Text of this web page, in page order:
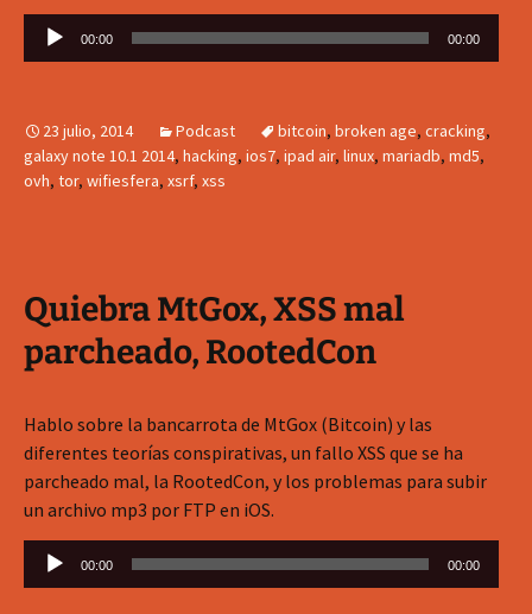
Reproductor
de
00:00 00:00
23 julio, 2014 Podcast bitcoin, broken age, cracking,
galaxy note 10.1 2014, hacking, ios7, ipad air, linux, mariadb, md5,
ovh, tor, wifiesfera, xsrf, xss
Quiebra MtGox, XSS mal
parcheado, RootedCon
Hablo sobre la bancarrota de MtGox (Bitcoin) y las
diferentes teorías conspirativas, un fallo XSS que se ha
parcheado mal, la RootedCon, y los problemas para subir
un archivo mp3 por FTP en iOS.
Reproductor
de
00:00 00:00